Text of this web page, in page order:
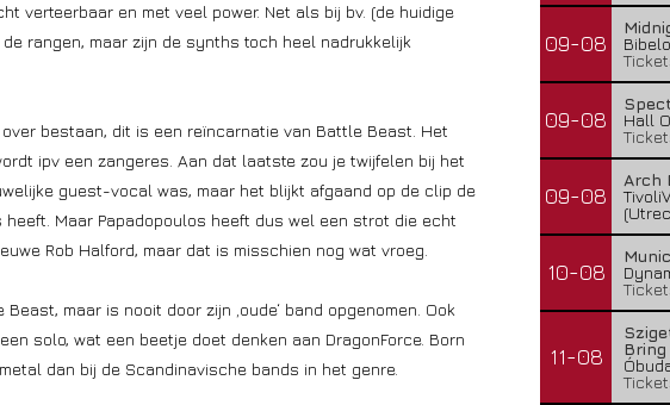
verteerbaar en met veel power. Net als bij bv. (de huidige
rangen, maar zijn de synths toch heel nadrukkelijk
bestaan, dit is een reïncarnatie van Battle Beast. Het
ipv een zangeres. Aan dat laatste zou je twijfelen bij het
guest-vocal was, maar het blijkt afgaand op de clip de
Maar Papadopoulos heeft dus wel een strot die echt
Rob Halford, maar dat is misschien nog wat vroeg.
maar is nooit door zijn ‚oude‘ band opgenomen. Ook
solo, wat een beetje doet denken aan DragonForce. Born
dan bij de Scandinavische bands in het genre.
09-08
09-08
Hall
09-08
Arch
10-08
11-08